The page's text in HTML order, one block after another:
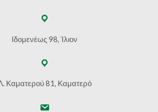
Ιδομενέως 98, Ίλιον
Καματερού 81, Καματερό